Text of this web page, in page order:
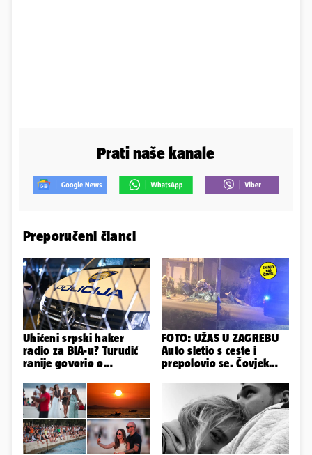
Prati naše kanale
Preporučeni članci
Uhićeni srpski haker
radio za BIA-u? Turudić
ranije govorio o
sigurnosti
FOTO: UŽAS U ZAGREBU
Auto sletio s ceste i
prepolovio se. Čovjek